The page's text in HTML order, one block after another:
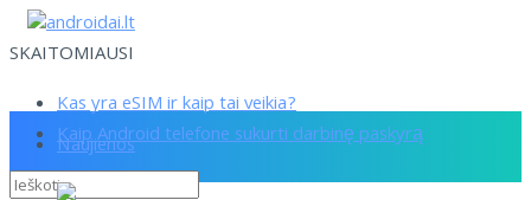
SKAITOMIAUSI
Kas yra eSIM ir kaip tai veikia?
Kaip Android telefone sukurti darbinę paskyrą
Naujienos